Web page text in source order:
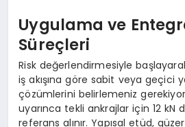
Uygulama ve
Süreçleri
Risk değerlendirmesiyle
iş akışına göre sabit veya geçici
çözümlerini belirlemeniz
uyarınca tekli ankrajlar için 12 kN
referans alınır. Yapısal etüd,